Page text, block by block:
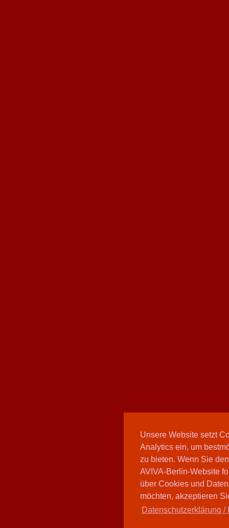
Unsere Website setzt
Analytics ein, um
zu bieten. Wenn Sie
AVIVA-Berlin-Website
über Cookies und
möchten, akzeptieren
Datenschutzerklärung /